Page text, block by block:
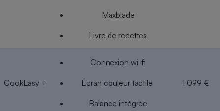
Maxblade
Livre de recettes
CookEasy +
Connexion wi-fi
Écran couleur tactile
Balance intégrée
1 099 €